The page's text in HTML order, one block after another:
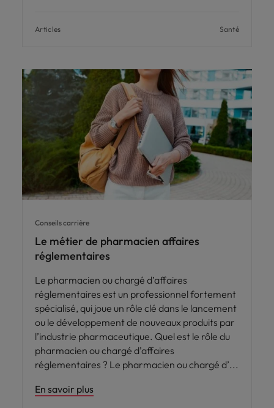
Articles Santé
Conseils carrière
Le métier de pharmacien affaires
réglementaires
Le pharmacien ou chargé d’affaires
réglementaires est un professionnel fortement
spécialisé, qui joue un rôle clé dans le lancement
ou le développement de nouveaux produits par
l’industrie pharmaceutique. Quel est le rôle du
pharmacien ou chargé d’affaires
réglementaires ? Le pharmacien ou chargé d’
En savoir plus